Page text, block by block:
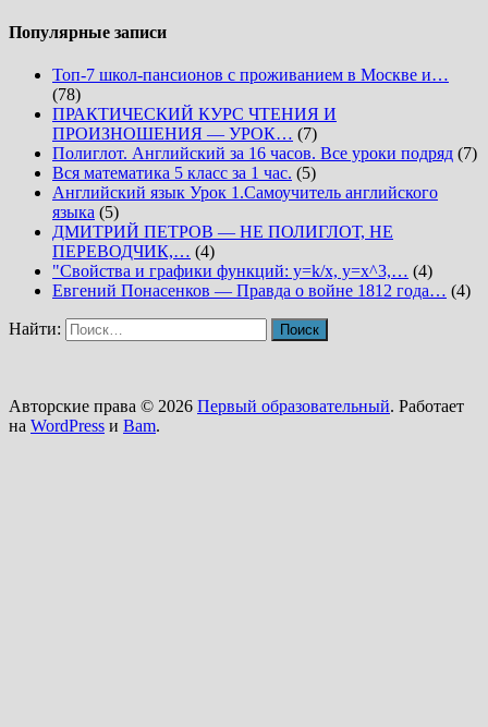
Популярные записи
Топ-7 школ-пансионов с проживанием в Москве и…
(78)
ПРАКТИЧЕСКИЙ КУРС ЧТЕНИЯ И
ПРОИЗНОШЕНИЯ — УРОК… (7)
Полиглот. Английский за 16 часов. Все уроки подряд (7)
Вся математика 5 класс за 1 час. (5)
Английский язык Урок 1.Самоучитель английского
языка (5)
ДМИТРИЙ ПЕТРОВ — НЕ ПОЛИГЛОТ, НЕ
ПЕРЕВОДЧИК,… (4)
"Свойства и графики функций: y=k/x, y=x^3,… (4)
Евгений Понасенков — Правда о войне 1812 года… (4)
Найти:
Авторские права © 2026 Первый образовательный. Работает
на WordPress и Bam.